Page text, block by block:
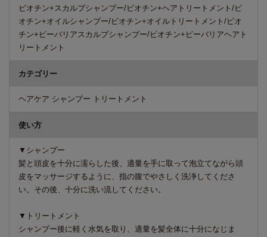
ビオチン+スカルプシャンプー/ビオチン+ヘアトリートメント/ビ
オチン+オイルシャンプー/ビオチン+オイルトリートメント/ビオ
チン+ピーバリアスカルプシャンプー/ビオチン+ピーバリアヘアト
リートメント
カテゴリー
ヘアケア シャンプー トリートメント
使い方
▼シャンプー
髪と頭皮を十分に濡らした後、適量を手に取って泡立てながら頭
皮をマッサージするように、指の腹でやさしく洗浄してくださ
い。その後、十分に洗い流してください。
▼トリートメント
シャンプー後に軽く水気を取り、適量を髪全体に十分になじま